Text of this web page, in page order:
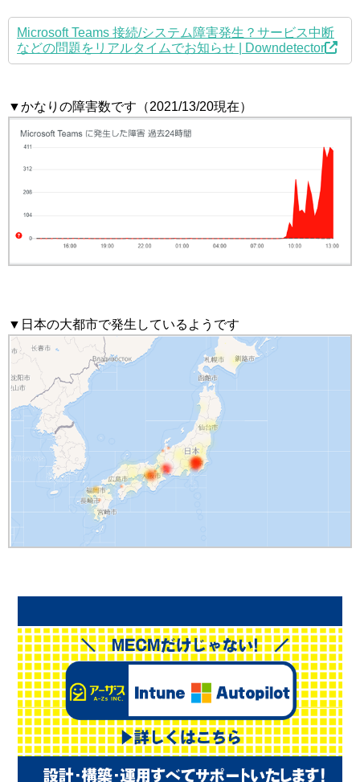
Microsoft Teams 接続/システム障害発生？サービス中断
などの問題をリアルタイムでお知らせ | Downdetector
▼かなりの障害数です（2021/13/20現在）
▼日本の大都市で発生しているようです